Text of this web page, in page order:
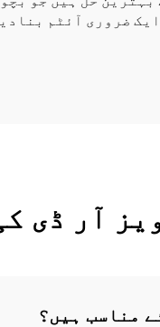
ضروری آئٹم
آر ڈی
مناسب ہیں؟